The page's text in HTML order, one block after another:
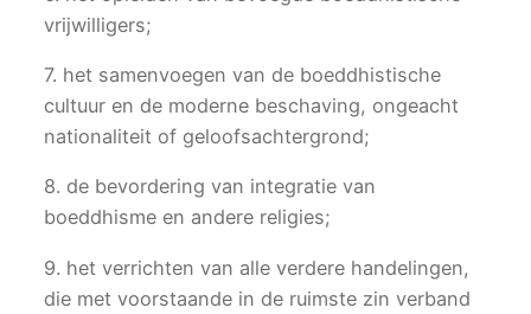
vrijwilligers;
7. het samenvoegen van de boeddhistische
cultuur en de moderne beschaving, ongeacht
nationaliteit of geloofsachtergrond;
8. de bevordering van integratie van
boeddhisme en andere religies;
9. het verrichten van alle verdere handelingen,
die met voorstaande in de ruimste zin verband